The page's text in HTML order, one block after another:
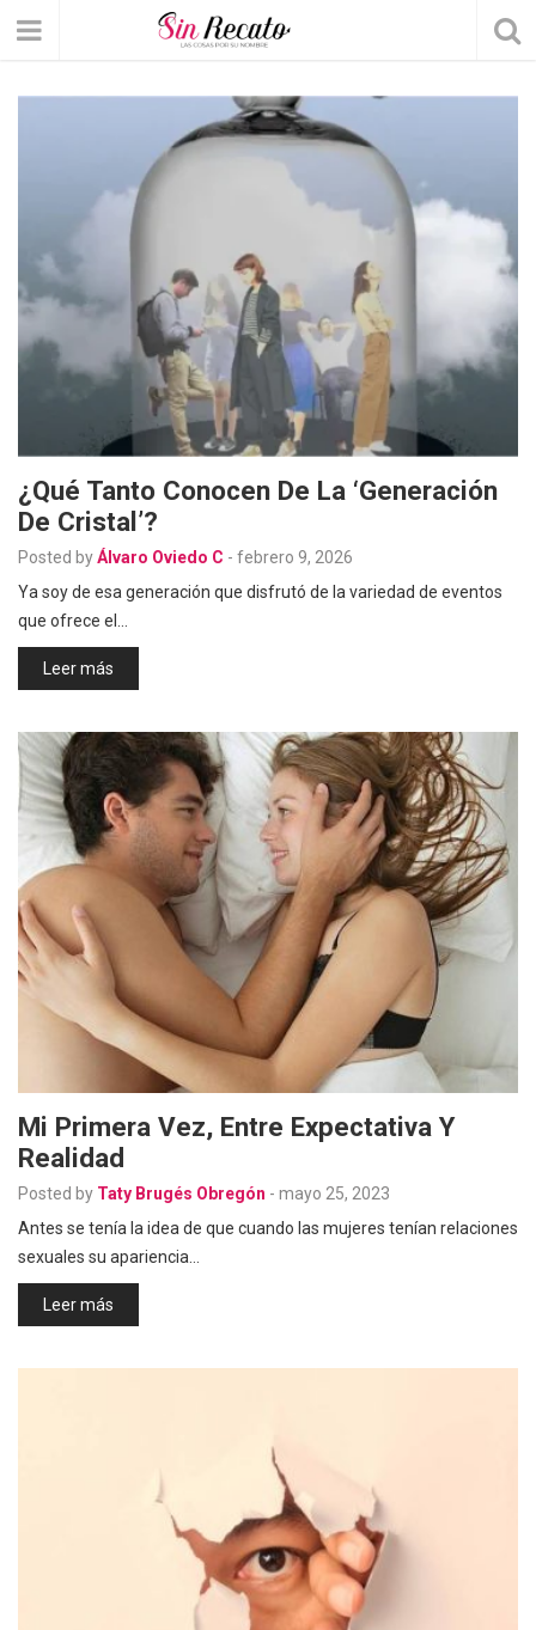
¿Qué Tanto Conocen De La ‘Generación
De Cristal’?
Posted byÁlvaro Oviedo C - febrero 9, 2026
Ya soy de esa generación que disfrutó de la variedad de eventos
que ofrece el…
Leer más
Mi Primera Vez, Entre Expectativa Y
Realidad
Posted by Taty Brugés Obregón - mayo 25, 2023
Antes se tenía la idea de que cuando las mujeres tenían relaciones
sexuales su apariencia…
Leer más